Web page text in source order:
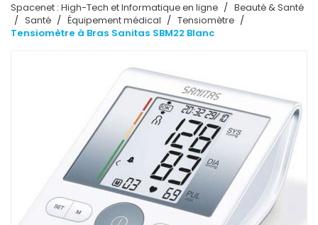
Spacenet : High-Tech et Informatique en ligne
Beauté & Santé
Santé
Équipement médical
Tensiomètre
Tensiomètre à Bras Sanitas SBM22 Blanc